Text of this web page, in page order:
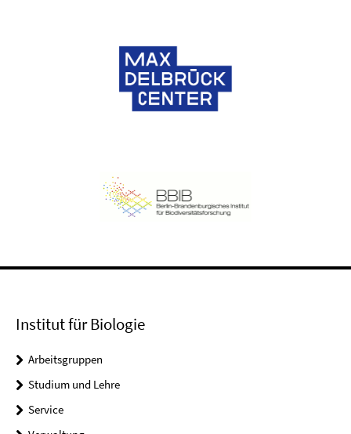
Institut für Biologie
Arbeitsgruppen
Studium und Lehre
Service